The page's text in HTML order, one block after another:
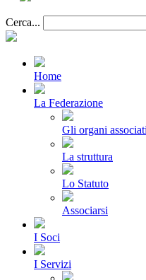
Cerca...
Home
La Federazione
Gli organi
La struttura
Lo Statuto
Associarsi
I Soci
I Servizi